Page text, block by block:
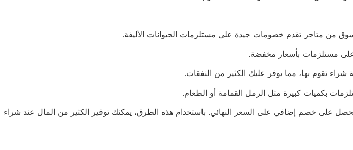
على خصم إضافي على السعر النهائي. باستخدام هذه الطرق، يمكنك توفير الكثير من المال عند شراء